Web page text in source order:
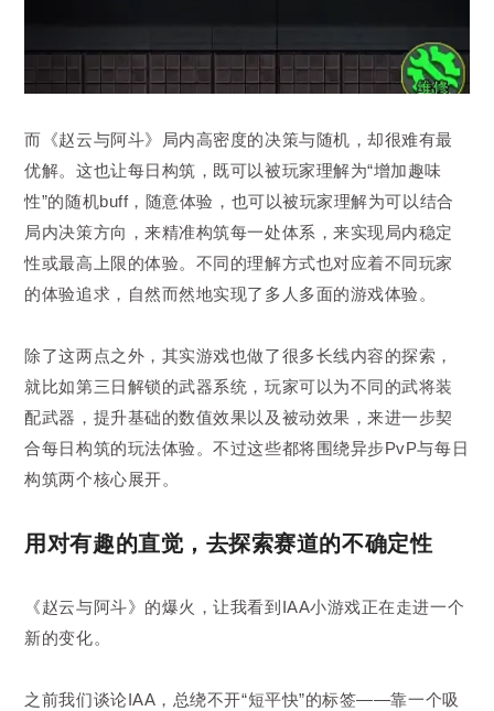
而《赵云与阿斗》局内高密度的决策与随机，却很难有最
优解。这也让每日构筑，既可以被玩家理解为“增加趣味
性”的随机buff，随意体验，也可以被玩家理解为可以结合
局内决策方向，来精准构筑每一处体系，来实现局内稳定
性或最高上限的体验。不同的理解方式也对应着不同玩家
的体验追求，自然而然地实现了多人多面的游戏体验。
除了这两点之外，其实游戏也做了很多长线内容的探索，
就比如第三日解锁的武器系统，玩家可以为不同的武将装
配武器，提升基础的数值效果以及被动效果，来进一步契
合每日构筑的玩法体验。不过这些都将围绕异步PvP与每日
构筑两个核心展开。
用对有趣的直觉，去探索赛道的不确定性
《赵云与阿斗》的爆火，让我看到IAA小游戏正在走进一个
新的变化。
之前我们谈论IAA，总绕不开“短平快”的标签——靠一个吸